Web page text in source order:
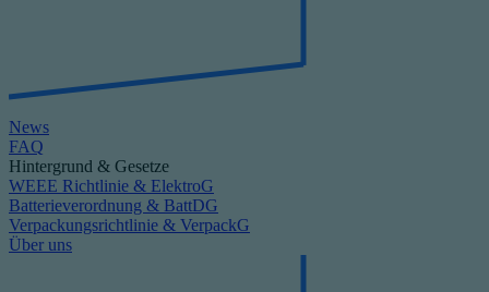
News
FAQ
Hintergrund & Gesetze
WEEE Richtlinie & ElektroG
Batterieverordnung & BattDG
Verpackungsrichtlinie & VerpackG
Über uns